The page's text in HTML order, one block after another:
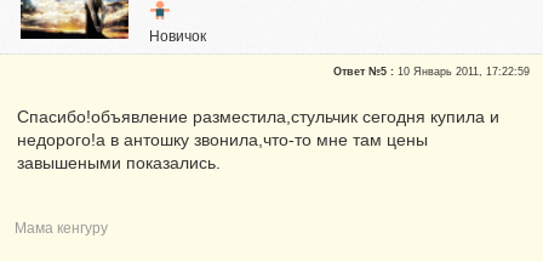
Новичок
Репутация:0
Ответ №5 :10 Январь 2011, 17:22:59
Спасибо!объявление разместила,стульчик сегодня купила и
недорого!а в антошку звонила,что-то мне там цены
завышеными показались.
Мама кенгуру